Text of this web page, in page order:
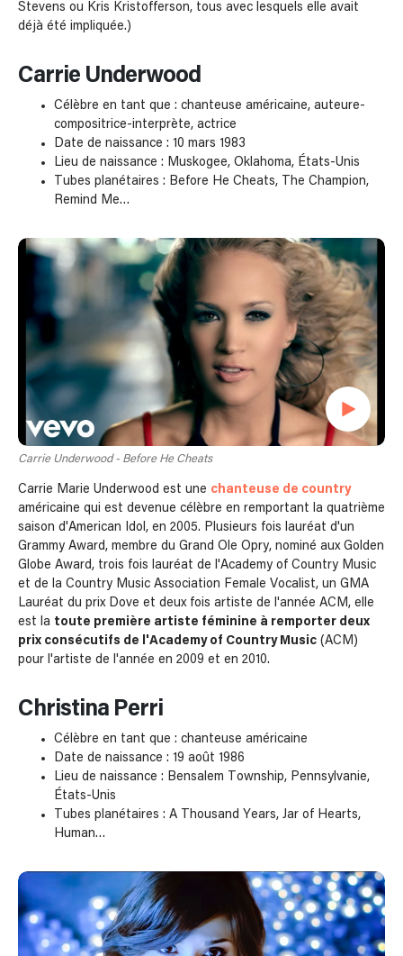
Stevens ou Kris Kristofferson, tous avec lesquels elle avait
déjà été impliquée.)
Carrie Underwood
Célèbre en tant que : chanteuse américaine, auteure-
compositrice-interprète, actrice
Date de naissance : 10 mars 1983
Lieu de naissance : Muskogee, Oklahoma, États-Unis
Tubes planétaires : Before He Cheats, The Champion,
Remind Me…
Carrie Underwood - Before He Cheats
Carrie Marie Underwood est une chanteuse de country
américaine qui est devenue célèbre en remportant la quatrième
saison d'American Idol, en 2005. Plusieurs fois lauréat d'un
Grammy Award, membre du Grand Ole Opry, nominé aux Golden
Globe Award, trois fois lauréat de l'Academy of Country Music
et de la Country Music Association Female Vocalist, un GMA
Lauréat du prix Dove et deux fois artiste de l'année ACM, elle
est la toute première artiste féminine à remporter deux
prix consécutifs de l'Academy of Country Music (ACM)
pour l'artiste de l'année en 2009 et en 2010.
Christina Perri
Célèbre en tant que : chanteuse américaine
Date de naissance : 19 août 1986
Lieu de naissance : Bensalem Township, Pennsylvanie,
États-Unis
Tubes planétaires : A Thousand Years, Jar of Hearts,
Human…